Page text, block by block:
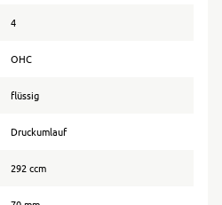
4
OHC
flüssig
Druckumlauf
292 ccm